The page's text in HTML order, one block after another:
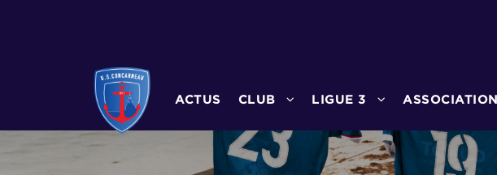
ACTUS CLUB LIGUE 3 ASSOCIATION